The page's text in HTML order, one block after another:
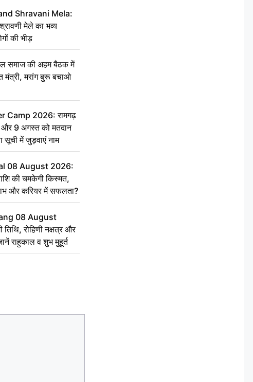
Shravani Mela:
मेले का भव्य
की भीड़
समाज की अहम बैठक में
मंत्री, मरांग बुरू बचाओ
Camp 2026: रामगढ़
9 अगस्त को मतदान
सूची में जुड़वाएं नाम
08 August 2026:
की चमकेगी किस्मत,
और करियर में सफलता?
08 August
रोहिणी नक्षत्र और
राहुकाल व शुभ मुहूर्त